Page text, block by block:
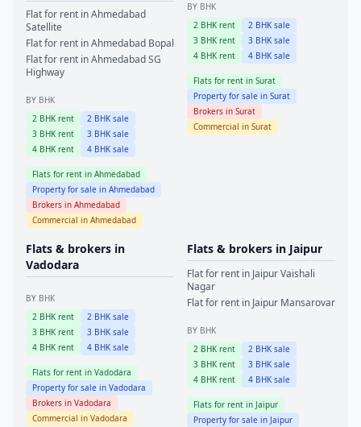
Flat for rent inAhmedabad
Satellite
Flat for rent inAhmedabad Bopal
Flat for rent inAhmedabadSG
Highway
BY BHK
2 BHK rent 2 BHK sale
3 BHK rent 3 BHK sale
4 BHK rent 4 BHK sale
Flats for rent in Ahmedabad
Property for sale in Ahmedabad
Brokers in Ahmedabad
Commercial in Ahmedabad
BY BHK
2 BHK rent 2 BHK sale
3 BHK rent 3 BHK sale
4 BHK rent 4 BHK sale
Flats for rent in Surat
Property for sale in Surat
Brokers in Surat
Commercial in Surat
Flats & brokers in
Vadodara
BY BHK
2 BHK rent 2 BHK sale
3 BHK rent 3 BHK sale
4 BHK rent 4 BHK sale
Flats for rent in Vadodara
Property for sale in Vadodara
Brokers in Vadodara
Commercial in Vadodara
Flats & brokers in Jaipur
Flat for rent in JaipurVaishali
Nagar
Flat for rent in Jaipur Mansarovar
BY BHK
2 BHK rent 2 BHK sale
3 BHK rent 3 BHK sale
4 BHK rent 4 BHK sale
Flats for rent in Jaipur
Property for sale in Jaipur